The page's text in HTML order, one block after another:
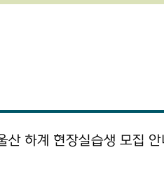
산 하계 현장실습생 모집 안